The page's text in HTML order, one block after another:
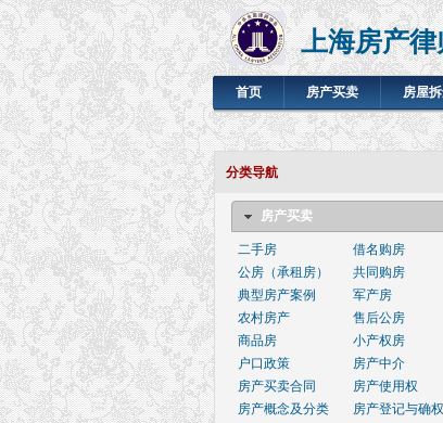
上海房产律
首页 房产买卖 房屋
分类导航
房产买卖
二手房
借名购房
公房（承租房）
共同购房
典型房产案例
军产房
农村房产
售后公房
商品房
小产权房
户口政策
房产中介
房产买卖合同
房产使用权
房产概念及分类
房产登记与确权